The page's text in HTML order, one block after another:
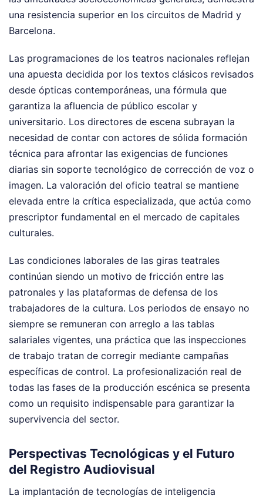
una resistencia superior en los circuitos de Madrid y
Barcelona.
Las programaciones de los teatros nacionales reflejan
una apuesta decidida por los textos clásicos revisados
desde ópticas contemporáneas, una fórmula que
garantiza la afluencia de público escolar y
universitario. Los directores de escena subrayan la
necesidad de contar con actores de sólida formación
técnica para afrontar las exigencias de funciones
diarias sin soporte tecnológico de corrección de voz o
imagen. La valoración del oficio teatral se mantiene
elevada entre la crítica especializada, que actúa como
prescriptor fundamental en el mercado de capitales
culturales.
Las condiciones laborales de las giras teatrales
continúan siendo un motivo de fricción entre las
patronales y las plataformas de defensa de los
trabajadores de la cultura. Los periodos de ensayo no
siempre se remuneran con arreglo a las tablas
salariales vigentes, una práctica que las inspecciones
de trabajo tratan de corregir mediante campañas
específicas de control. La profesionalización real de
todas las fases de la producción escénica se presenta
como un requisito indispensable para garantizar la
supervivencia del sector.
Perspectivas Tecnológicas y el Futuro
del Registro Audiovisual
La implantación de tecnologías de inteligencia